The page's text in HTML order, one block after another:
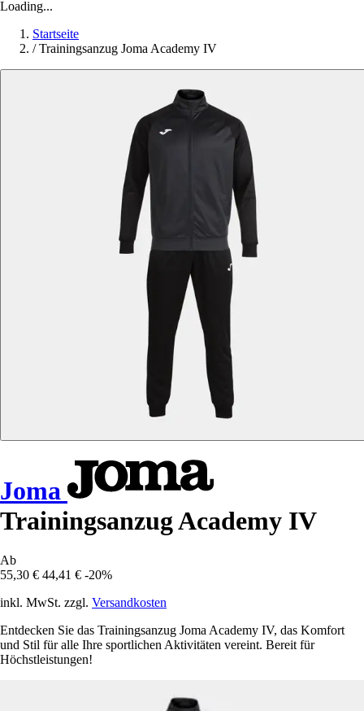
Loading...
Startseite
/ Trainingsanzug Joma Academy IV
Joma
Trainingsanzug Academy IV
Ab
55,30 € 44,41 € -20%
inkl. MwSt. zzgl. Versandkosten
Entdecken Sie das Trainingsanzug Joma Academy IV, das Komfort
und Stil für alle Ihre sportlichen Aktivitäten vereint. Bereit für
Höchstleistungen!